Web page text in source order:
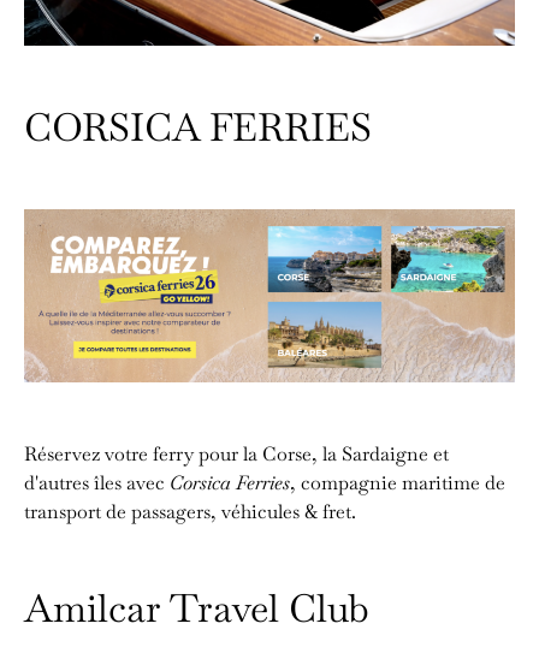
CORSICA FERRIES
Réservez votre ferry pour la Corse, la Sardaigne et
d'autres îles avec Corsica Ferries, compagnie maritime de
transport de passagers, véhicules & fret.
Amilcar Travel Club